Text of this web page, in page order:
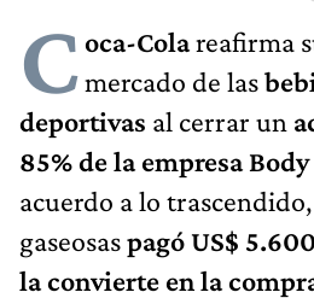
Coca-Colareafirma
mercado de las
deportivas al cerrar un
85% de la empresa
acuerdo a lo
gaseosaspagó US$
la convierte en la